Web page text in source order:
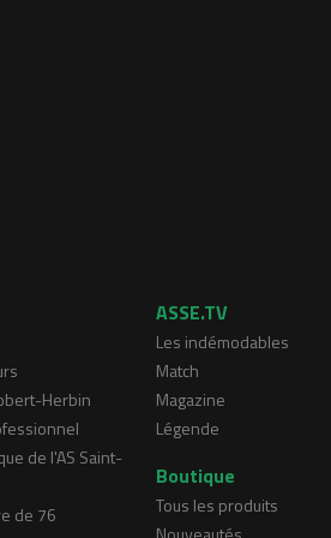
Herbin
de l'AS Saint-
de 76
ASSE.TV
Les indémodables
Match
Magazine
Légende
Boutique
Tous les produits